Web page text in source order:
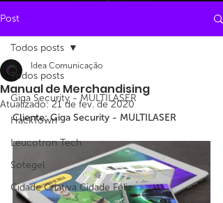
Post
Todos posts
Giga Security - MULTILASER
HackTown
Leucotron Tech
Sotegel
Cidade Criativa Cidade Feliz
Todos posts
Manual de Merchandising
Idea Comunicação
Atualizado:21 de fev. de 2020
Cliente: Giga Security - MULTILASER